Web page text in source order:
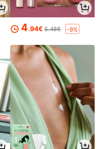
4.94€ 5.48€ -9%